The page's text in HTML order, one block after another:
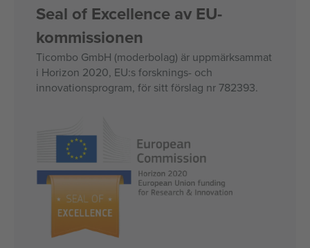
Seal of Excellence av EU-
kommissionen
Ticombo GmbH (moderbolag) är uppmärksammat
i Horizon 2020, EU:s forsknings- och
innovationsprogram, för sitt förslag nr 782393.